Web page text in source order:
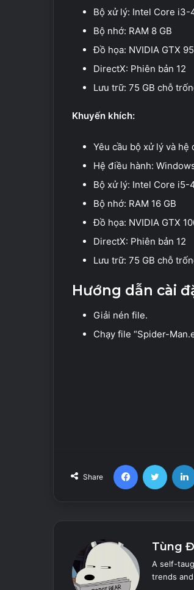
Bộ xử lý: Intel Core i3-
Bộ nhớ: RAM 8 GB
Đồ họa: NVIDIA GTX
DirectX: Phiên bản 12
Lưu trữ: 75 GB chỗ
Khuyến khích:
Yêu cầu bộ xử lý và
Hệ điều hành:
Bộ xử lý: Intel Core i5-
Bộ nhớ: RAM 16 GB
Đồ họa: NVIDIA GTX
DirectX: Phiên bản 12
Lưu trữ: 75 GB chỗ
Hướng dẫn cài
Giải nén file.
Chạy file “Spider-
Share
FacebookTwitter
Tùng
A self-
trends